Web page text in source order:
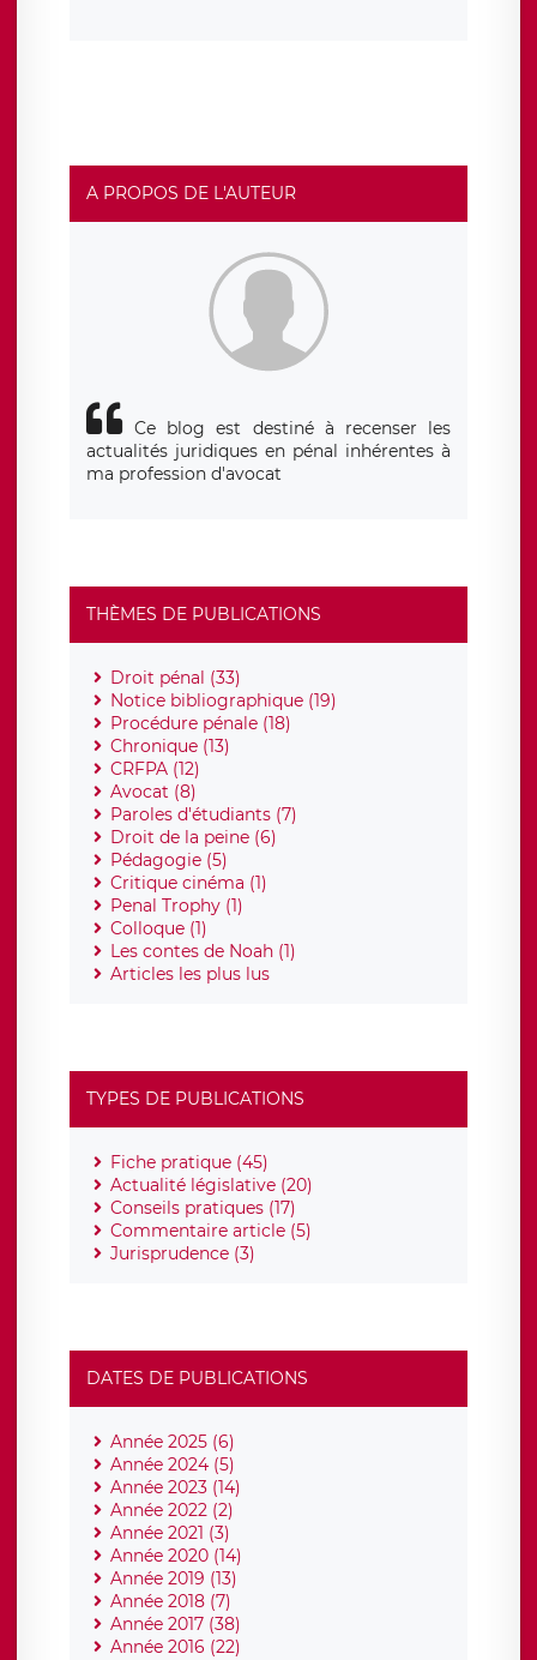
rue Léopold Sédar Senghor, joignable à l’adresse mail :
responsabledetraitement@legavox.fr. Vous avez
également le droit d’introduire une réclamation auprès
d’une autorité de contrôle.
A PROPOS DE L'AUTEUR
Ce blog est destiné à recenser les
actualités juridiques en pénal inhérentes à
ma profession d'avocat
THÈMES DE PUBLICATIONS
Droit pénal (33)
Notice bibliographique (19)
Procédure pénale (18)
Chronique (13)
CRFPA (12)
Avocat (8)
Paroles d'étudiants (7)
Droit de la peine (6)
Pédagogie (5)
Critique cinéma (1)
Penal Trophy (1)
Colloque (1)
Les contes de Noah (1)
Articles les plus lus
TYPES DE PUBLICATIONS
Fiche pratique (45)
Actualité législative (20)
Conseils pratiques (17)
Commentaire article (5)
Jurisprudence (3)
DATES DE PUBLICATIONS
Année 2025 (6)
Année 2024 (5)
Année 2023 (14)
Année 2022 (2)
Année 2021 (3)
Année 2020 (14)
Année 2019 (13)
Année 2018 (7)
Année 2017 (38)
Année 2016 (22)